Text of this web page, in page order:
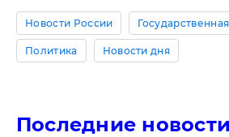
Новости России
Политика Новости дня
Последние новости